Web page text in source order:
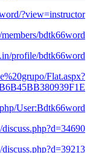
?view=instructor
bdtk66word/
profile/bdtk66word/
Flat.aspx?
User:Bdtk66word